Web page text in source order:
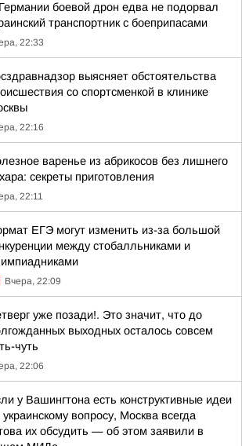
боевой дрон едва не подорвал
транспортник с боеприпасами
22:33
выясняет обстоятельства
со спортсменкой в клинике
22:16
варенье из абрикосов без лишнего
секреты приготовления
22:11
ЕГЭ могут изменить из-за большой
между стобалльниками и
Вчера, 22:09
уже позади!. Это значит, что до
выходных осталось совсем
чуть
22:06
у Вашингтона есть конструктивные идеи
украинскому вопросу, Москва всегда
их обсудить — об этом заявили в